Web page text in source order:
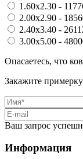
1.60x2.30 -
2.00x2.90 -
2.40x3.40 -
3.00x5.00 -
Опасаетесь, что
Закажите
Ваш запрос
Информация